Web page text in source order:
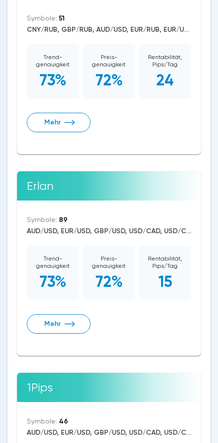
Symbole: 51
CNY/RUB, GBP/RUB, AUD/USD, EUR/RUB, EUR/USD, GBP/USD, USD/CAD, USD/CHF, USD/JPY, USD/RUB, CAD/CHF, EUR/AUD, EUR/NZD, EUR/GBP, CAD/JPY, EUR/CHF, GBP/AUD, GBP/NZD, AUD/NZD, GBP/CHF, NZD/CHF, AUD/CHF, EUR/JPY, CHF/JPY, EUR/CAD, GBP/JPY, NZD/JPY, AUD/JPY, NZD/USD, GBP/CAD, NZD/CAD, AUD/CAD, Litecoin/USD, Ethereum/USD, Bitcoin/USD, US Dollar Index, DAX, Dow Jones, NASDAQ 100, S&P 500, Brent Crude Oil, WTI Crude Oil, Natural Gas, Silver, Gold, Apple, JPMorgan Chase, Walt Disney, Amazon, Tesla Motors, Uniswap
Trend-
genauigkeit
73%
Preis-
genauigkeit
72%
Rentabilität,
Pips/Tag
24
Mehr
Erlan
Symbole: 89
AUD/USD, EUR/USD, GBP/USD, USD/CAD, USD/CHF, USD/JPY, CAD/CHF, EUR/AUD, EUR/NZD, EUR/GBP, CAD/JPY, EUR/CHF, GBP/AUD, GBP/NZD, AUD/NZD, GBP/CHF, NZD/CHF, AUD/CHF, EUR/JPY, CHF/JPY, EUR/CAD, GBP/JPY, NZD/JPY, AUD/JPY, NZD/USD, GBP/CAD, NZD/CAD, AUD/CAD, Dash/USD, Stellar/USD, EthereumClassic/USD, Zcash/USD, Cardano/USD, EOS/USD, BitcoinCash/USD, Litecoin/USD, Tron/USD, NEO/USD, Ethereum/USD, Monero/USD, Bitcoin/USD, XRP/USD, US Dollar Index, DAX, Dow Jones, NASDAQ 100, S&P 500, RUSSELL 2000, Brent Crude Oil, WTI Crude Oil, Natural Gas, Silver, Gold, Copper, Canopy Growth, Tilray, Alibaba, Visa, Uber Technologies, Apple, JPMorgan Chase, Johnson&Johnson, Coca-Cola, nVidia, Citigroup, Pfizer, Meta Platforms, Bank of America, eBay, General Electrics, Intel, Ford Motor, Walt Disney, Amazon, LYFT, Tesla Motors, Aurora Cannabis, Boeing, Dogecoin, Shiba Inu, Binance Coin, Polkadot, Uniswap, Chainlink, BitTorrent, Solana, Aave, Terra, VeChain
Trend-
genauigkeit
73%
Preis-
genauigkeit
72%
Rentabilität,
Pips/Tag
15
Mehr
1Pips
Symbole: 46
AUD/USD, EUR/USD, GBP/USD, USD/CAD, USD/CHF, USD/JPY, CAD/CHF, EUR/AUD, EUR/NZD, EUR/GBP, CAD/JPY, GBP/AUD, GBP/NZD, AUD/NZD, NZD/CHF, AUD/CHF, EUR/JPY, CHF/JPY, EUR/CAD, GBP/JPY, NZD/JPY, AUD/JPY, NZD/USD, GBP/CAD, NZD/CAD, AUD/CAD, Cardano/USD, BitcoinCash/USD, Litecoin/USD, Ethereum/USD, Monero/USD, Bitcoin/USD, XRP/USD, US Dollar Index, Dow Jones, NASDAQ 100, S&P 500, Brent Crude Oil, WTI Crude Oil, Natural Gas, Silver, Gold, Wheat, Dogecoin, Binance Coin, Solana